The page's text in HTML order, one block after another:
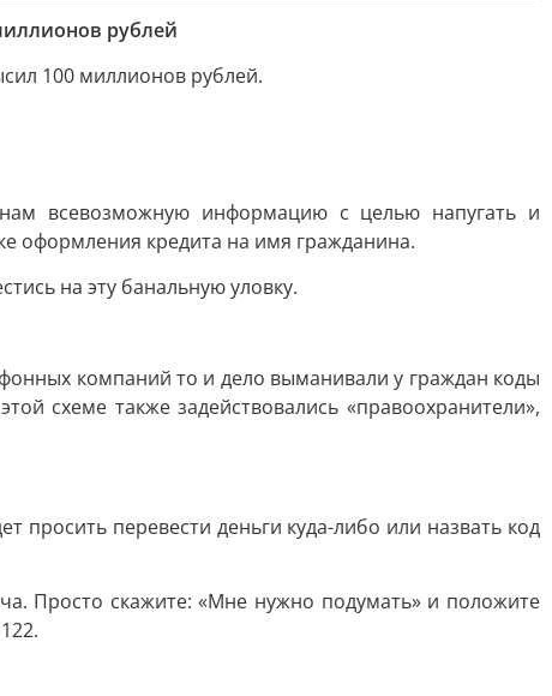
рублей
100 миллионов рублей.
всевозможную информацию с целью напугать и
оформления кредита на имя гражданина.
на эту банальную уловку.
компаний то и дело выманивали у граждан коды
схеме также задействовались «правоохранители»,
просить перевести деньги куда-либо или назвать код
Просто скажите: «Мне нужно подумать» и положите